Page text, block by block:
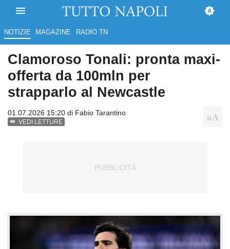
NOTIZIE MAGAZINE RADIO TN
Clamoroso Tonali: pronta maxi-
offerta da 100mln per
strapparlo al Newcastle
01.07.2026 15:20 di Fabio Tarantino
VEDI LETTURE